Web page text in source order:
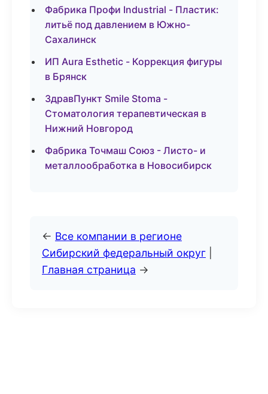
Фабрика Профи Industrial - Пластик:
литьё под давлением в Южно-
Сахалинск
ИП Aura Esthetic - Коррекция фигуры
в Брянск
ЗдравПункт Smile Stoma -
Стоматология терапевтическая в
Нижний Новгород
Фабрика Точмаш Союз - Листо- и
металлообработка в Новосибирск
← Все компании в регионе
Сибирский федеральный округ
Главная страница →